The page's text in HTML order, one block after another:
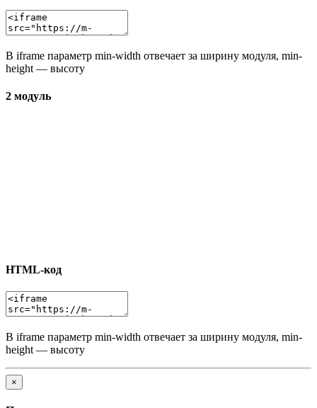
В iframe параметр min-width отвечает за ширину модуля, min-
height — высоту
2 модуль
HTML-код
В iframe параметр min-width отвечает за ширину модуля, min-
height — высоту
×